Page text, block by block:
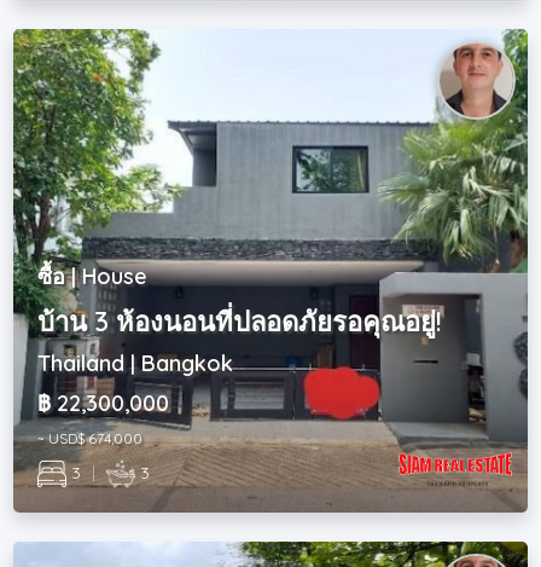
ซื้อ | House
บ้าน 3 ห้องนอนที่ปลอดภัยรอคุณอยู่!
Thailand | Bangkok
฿ 22,300,000
~ USD$ 674,000
3 | 3